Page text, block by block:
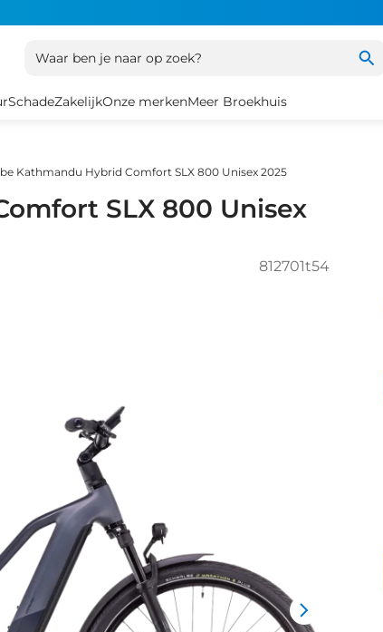
Waar ben je naar op zoek?
SchadeZakelijkOnze merkenMeer Broekhuis
Kathmandu Hybrid Comfort SLX 800 Unisex 2025
SLX 800 Unisex
812701t54